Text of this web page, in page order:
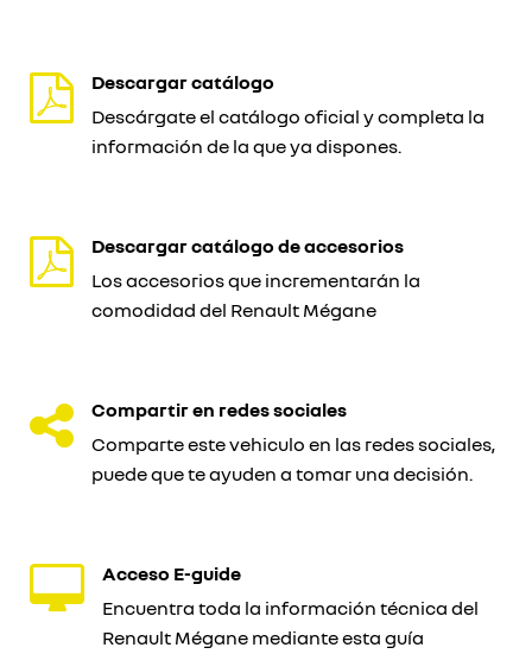
Descargar catálogo
Descárgate el catálogo oficial y completa la
información de la que ya dispones.
Descargar catálogo de accesorios
Los accesorios que incrementarán la
comodidad del Renault Mégane
Compartir en redes sociales
Comparte este vehiculo en las redes sociales,
puede que te ayuden a tomar una decisión.
Acceso E-guide
Encuentra toda la información técnica del
Renault Mégane mediante esta guía